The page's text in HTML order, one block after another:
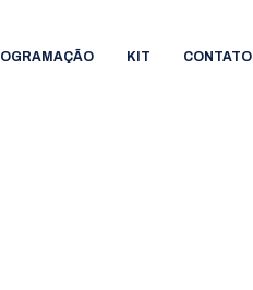
KIT CONTATO